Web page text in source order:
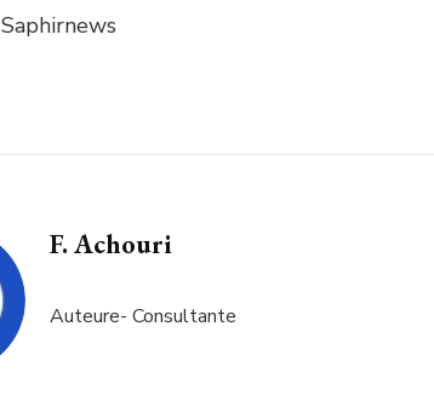
Saphirnews
F. Achouri
Auteure- Consultante